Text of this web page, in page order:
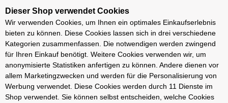
Unsere Filialen
Bekleidung
Dieser Shop verwendet Cookies
Wir verwenden Cookies, um Ihnen ein optimales Einkaufserlebnis
bieten zu können. Diese Cookies lassen sich in drei verschiedene
Kategorien zusammenfassen. Die notwendigen werden zwingend
für Ihren Einkauf benötigt. Weitere Cookies verwenden wir, um
anonymisierte Statistiken anfertigen zu können. Andere dienen vor
allem Marketingzwecken und werden für die Personalisierung von
Werbung verwendet. Diese Cookies werden durch 11 Dienste im
Shop verwendet. Sie können selbst entscheiden, welche Cookies